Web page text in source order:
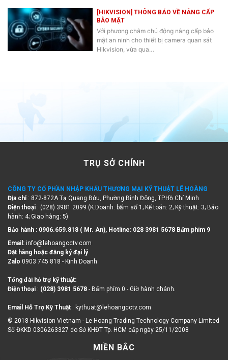
[HIKVISION] THÔNG BÁO VỀ NÂNG CẤP
BẢO MẬT
Với phương châm chủ động nâng cấp bảo
mật an ninh cho thiết bị camera quan sát
Hikvision, vừa qua…
TRỤ SỞ CHÍNH
CÔNG TY CỔ PHẦN NHẬP KHẨU THƯƠNG MẠI KỸ THUẬT LÊ HOÀNG
Địa chỉ : 872-872A Tạ Quang Bửu, Phường Bình Đông, TP.Hồ Chí Minh
Điện thoại : (028) 3981 2099 (K.Doanh: bấm số 1; Kế toán: 2; Kỹ thuật: 3; Bảo
hành: 4; Giao hàng: 5)
Bảo hành : 0906.659.818 ( Mr. An), Hotline: 028 3981 5678 Bấm phím 9
Email: info@lehoangcctv.com
Đặt hàng hoặc đăng ký đại lý:
Zalo 0903 745 818 - Kinh Doanh
Tổng đài hỗ trợ kỹ thuật:
Điện thoại : (028) 3981 5678 - Bấm phím 0 - Giờ hành chánh.
Email Hỗ Trợ Kỹ Thuật : kythuat@lehoangcctv.com
© 2018 Hikvision Vietnam - Le Hoang Trading Technology Company Limited
Số ĐKKD 0306263327 do Sở KHĐT Tp. HCM cấp ngày 25/11/2008
MIỀN BẮC